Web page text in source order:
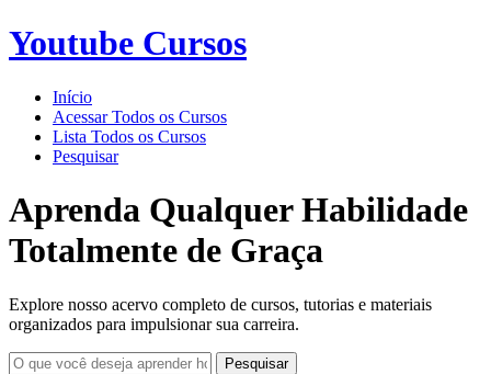
Youtube Cursos
Início
Acessar Todos os Cursos
Lista Todos os Cursos
Pesquisar
Aprenda Qualquer Habilidade
Totalmente de Graça
Explore nosso acervo completo de cursos, tutorias e materiais
organizados para impulsionar sua carreira.
Pesquisar